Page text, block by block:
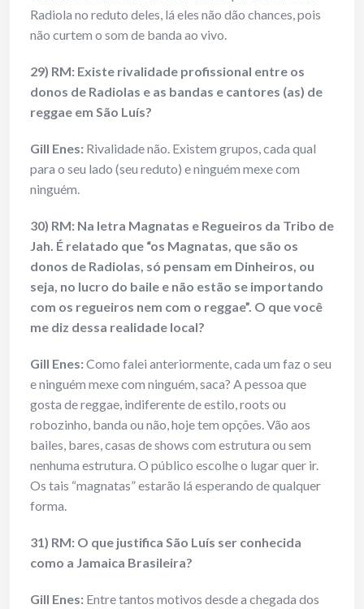
Radiola no reduto deles, lá eles não dão chances, pois
não curtem o som de banda ao vivo.
29) RM: Existe rivalidade profissional entre os
donos de Radiolas e as bandas e cantores (as) de
reggae em São Luís?
Gill Enes: Rivalidade não. Existem grupos, cada qual
para o seu lado (seu reduto) e ninguém mexe com
ninguém.
30) RM: Na letra Magnatas e Regueiros da Tribo de
Jah. É relatado que “os Magnatas, que são os
donos de Radiolas, só pensam em Dinheiros, ou
seja, no lucro do baile e não estão se importando
com os regueiros nem com o reggae”. O que você
me diz dessa realidade local?
Gill Enes:Como falei anteriormente, cada um faz o seu
e ninguém mexe com ninguém, saca? A pessoa que
gosta de reggae, indiferente de estilo, roots ou
robozinho, banda ou não, hoje tem opções. Vão aos
bailes, bares, casas de shows com estrutura ou sem
nenhuma estrutura. O público escolhe o lugar quer ir.
Os tais “magnatas” estarão lá esperando de qualquer
forma.
31) RM: O que justifica São Luís ser conhecida
como a Jamaica Brasileira?
Gill Enes: Entre tantos motivos desde a chegada dos